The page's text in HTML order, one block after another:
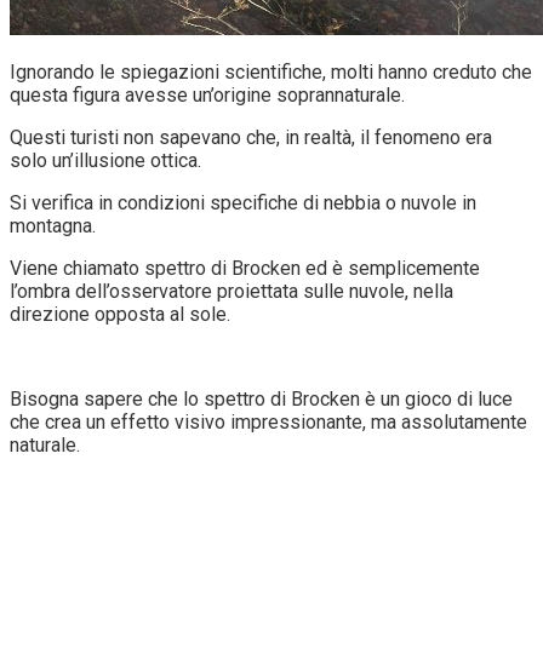
Ignorando le spiegazioni scientifiche, molti hanno creduto che
questa figura avesse un’origine soprannaturale.
Questi turisti non sapevano che, in realtà, il fenomeno era
solo un’illusione ottica.
Si verifica in condizioni specifiche di nebbia o nuvole in
montagna.
Viene chiamato spettro di Brocken ed è semplicemente
l’ombra dell’osservatore proiettata sulle nuvole, nella
direzione opposta al sole.
Bisogna sapere che lo spettro di Brocken è un gioco di luce
che crea un effetto visivo impressionante, ma assolutamente
naturale.